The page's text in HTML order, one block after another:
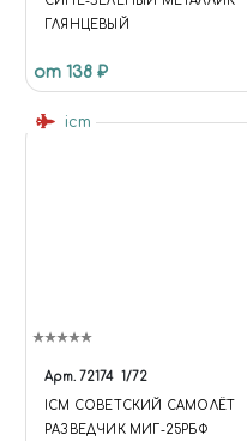
ГЛЯНЦЕВЫЙ
от 138 ₽
icm
Арт. 72174 1/72
ICM СОВЕТСКИЙ САМОЛЁТ
РАЗВЕДЧИК МИГ-25РБФ